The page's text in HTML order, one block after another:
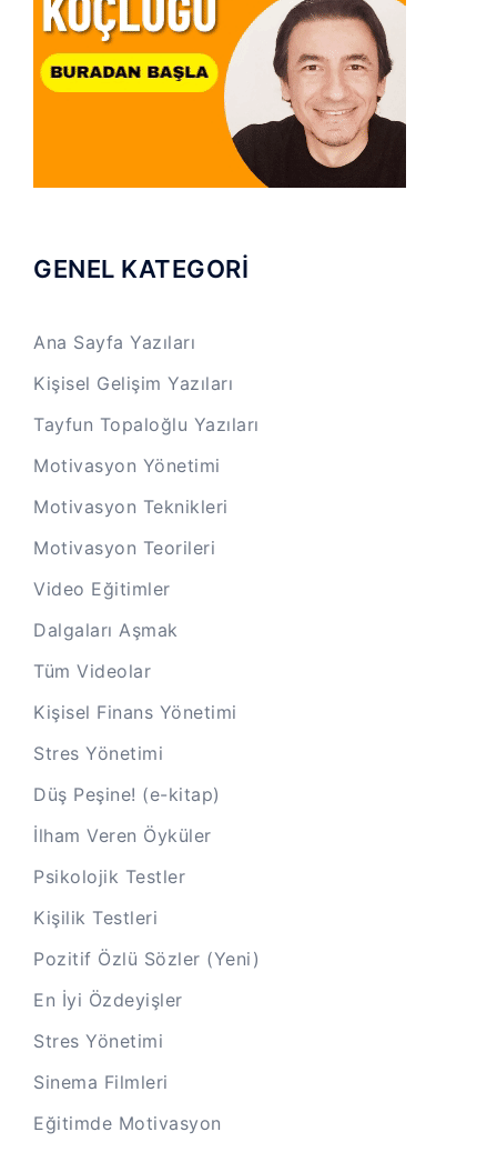
GENEL KATEGORİ
Ana Sayfa Yazıları
Kişisel Gelişim Yazıları
Tayfun Topaloğlu Yazıları
Motivasyon Yönetimi
Motivasyon Teknikleri
Motivasyon Teorileri
Video Eğitimler
Dalgaları Aşmak
Tüm Videolar
Kişisel Finans Yönetimi
Stres Yönetimi
Düş Peşine! (e-kitap)
İlham Veren Öyküler
Psikolojik Testler
Kişilik Testleri
Pozitif Özlü Sözler (Yeni)
En İyi Özdeyişler
Stres Yönetimi
Sinema Filmleri
Eğitimde Motivasyon